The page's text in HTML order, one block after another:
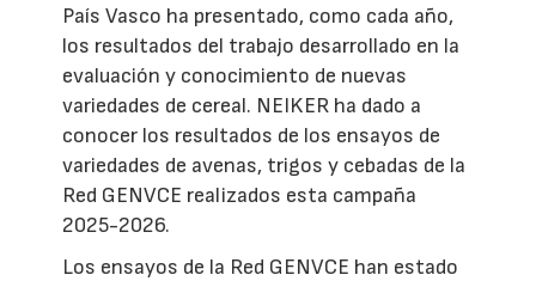
País Vasco ha presentado, como cada año,
los resultados del trabajo desarrollado en la
evaluación y conocimiento de nuevas
variedades de cereal. NEIKER ha dado a
conocer los resultados de los ensayos de
variedades de avenas, trigos y cebadas de la
Red GENVCE realizados esta campaña
2025-2026.
Los ensayos de la Red GENVCE han estado